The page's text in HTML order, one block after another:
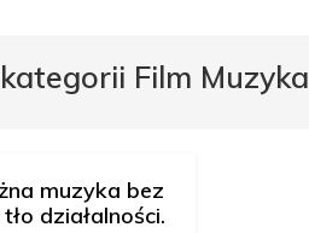
Film Muzyka
muzyka bez
działalności.